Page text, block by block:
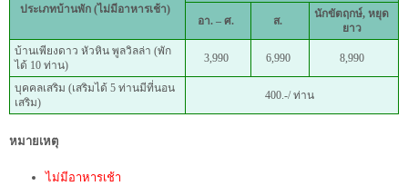
ประเภทบ้านพัก (ไม่มีอาหารเช้า)
อา. – ศ. ส.
นักขัตฤกษ์, หยุด
ยาว
บ้านเพียงดาว หัวหิน พูลวิลล่า (พัก
ได้ 10 ท่าน)
3,990 6,990 8,990
บุคคลเสริม (เสริมได้ 5 ท่านมีที่นอน
เสริม)
400.-/ ท่าน
หมายเหตุ
ไม่มีอาหารเช้า